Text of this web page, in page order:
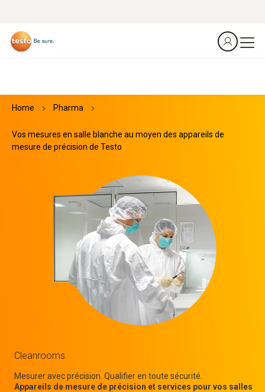
Home Pharma
Vos mesures en salle blanche au moyen des appareils de
mesure de précision de Testo
Cleanrooms
Mesurer avec précision. Qualifier en toute sécurité.
Appareils de mesure de précision et services pour vos salles